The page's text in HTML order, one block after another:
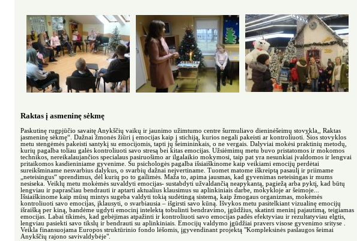
Raktas į asmeninę sėkmę
Paskutinę rugpjūčio savaitę Anykščių vaikų ir jaunimo užimtumo centre šurmuliavo dieninėšeimų stovykla,, Raktas
įasmeninę sėkmę“. Dažnai žmonės žiūri į emocijas kaip į stichiją, kurios negali pakeisti ar kontroliuoti. Šios stovyklos
metu stengėmės pakeisti santykį su emocijomis, tapti jų šeimininkais, o ne vergais. Dalyviai mokėsi praktinių metodų,
kurių pagalba toliau galės kontroliuoti savo stresą bei kitas emocijas. Užsiėmimų metu buvo pristatomos ir mokomos
technikos, nereikalaujančios specialaus pasiruošimo ar ilgalaikio mokymosi, taip pat yra nesunkiai įvaldomos ir lengvai
pritaikomos kasdieniniame gyvenime. Su psichologės pagalba išsiaiškinome kaip veikiami emocijų perdėtai
sureikšminame nesvarbius dalykus, o svarbių dažnai neįvertiname. Tuomet matome iškreiptą pasaulį ir priimame
„neteisingus“ sprendimus, dėl kurių po to gailimės. Maža to, apima jausmas, kad gyvenimas neteisingas ir mums
nesiseka. Veiklų metu mokėmės suvaldyti emocijas- sustabdyti užvaldančią neapykantą, pagiežą arba pyktį, kad būtų
lengviau ir paprasčiau bendrauti ir aptarti aktualius klausimus su aplinkiniais darbe, mokykloje ar šeimoje...
Išsiaiškinome kaip mūsų mintys sugeba valdyti tokią sudėtingą sistemą, kaip žmogaus organizmas, mokėmės
kontroliuoti savo emocijas, įklausyti, o svarbiausia – išgirsti savo kūną. Išvykos metu pasitelkiant vizualinę emocijų
išraišką per kiną, bandėme ugdyti emocinį intelektą tobulinti bendravimo, įgūdžius, skatinti meninį pajautimą, teigiamas
emocijas. Labai tikimės, kad gebėjimas atpažinti ir kontroliuoti savo emocijas padės efektyviau ir rezultatyviau elgtis,
lengviau pasiekti savo tikslų ir bendrauti su aplinkiniais. Emocijų valdymo įgūdžiai pravers visose gyvenimo srityse .
Veikla finansuojama Europos struktūrinio fondo lėšomis, įgyvendinant projektą "Kompleksinės paslaugos šeimai
Anykščių rajono savivaldybėje".